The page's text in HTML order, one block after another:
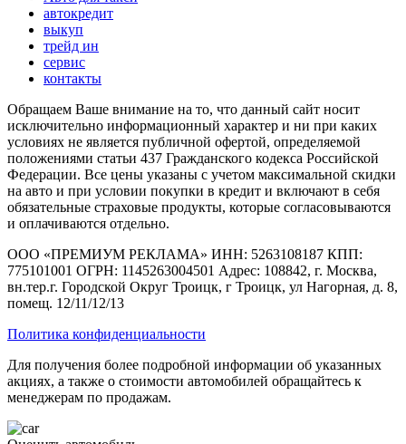
автокредит
выкуп
трейд ин
сервис
контакты
Обращаем Ваше внимание на то, что данный сайт носит
исключительно информационный характер и ни при каких
условиях не является публичной офертой, определяемой
положениями статьи 437 Гражданского кодекса Российской
Федерации. Все цены указаны с учетом максимальной скидки
на авто и при условии покупки в кредит и включают в себя
обязательные страховые продукты, которые согласовываются
и оплачиваются отдельно.
ООО «ПРЕМИУМ РЕКЛАМА» ИНН: 5263108187 КПП:
775101001 ОГРН: 1145263004501 Адрес: 108842, г. Москва,
вн.тер.г. Городской Округ Троицк, г Троицк, ул Нагорная, д. 8,
помещ. 12/11/12/13
Политика конфиденциальности
Для получения более подробной информации об указанных
акциях, а также о стоимости автомобилей обращайтесь к
менеджерам по продажам.